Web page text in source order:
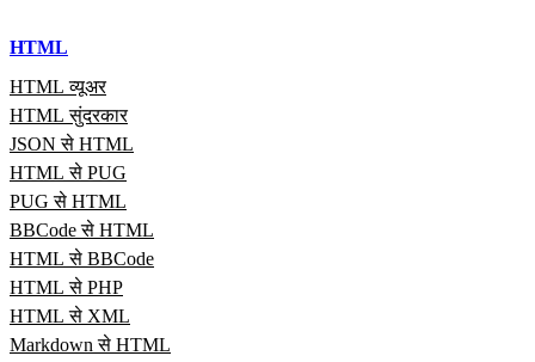
HTML
HTML व्यूअर
HTML सुंदरकार
JSON से HTML
HTML से PUG
PUG से HTML
BBCode से HTML
HTML से BBCode
HTML से PHP
HTML से XML
Markdown से HTML